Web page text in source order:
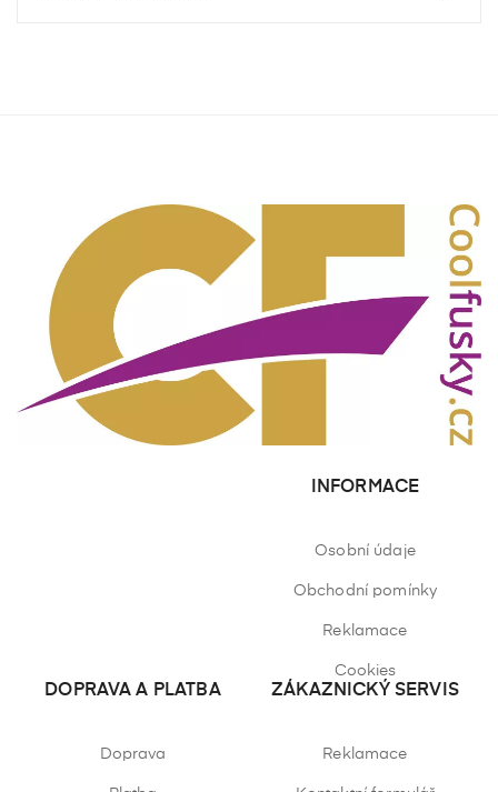
INFORMACE
Osobní údaje
Obchodní pomínky
Reklamace
Cookies
DOPRAVA A PLATBA
Doprava
ZÁKAZNICKÝ SERVIS
Reklamace